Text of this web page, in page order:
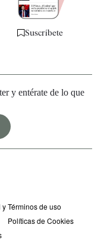
Suscríbete
y entérate de lo que
Términos de uso
Políticas de Cookies